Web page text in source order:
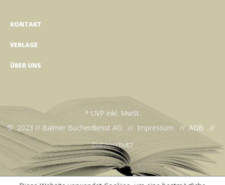
KONTAKT
VERLAGE
ÜBER UNS
* UVP inkl. MwSt.
© 2023 // Balmer Bücherdienst AG // Impressum // AGB //
Datenschutz